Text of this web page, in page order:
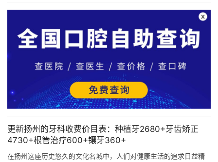
更新扬州的牙科收费价目表：种植牙2680+牙齿矫正
4730+根管治疗600+镶牙360+
在扬州这座历史悠久的文化名城中，人们对健康生活的追求日益精